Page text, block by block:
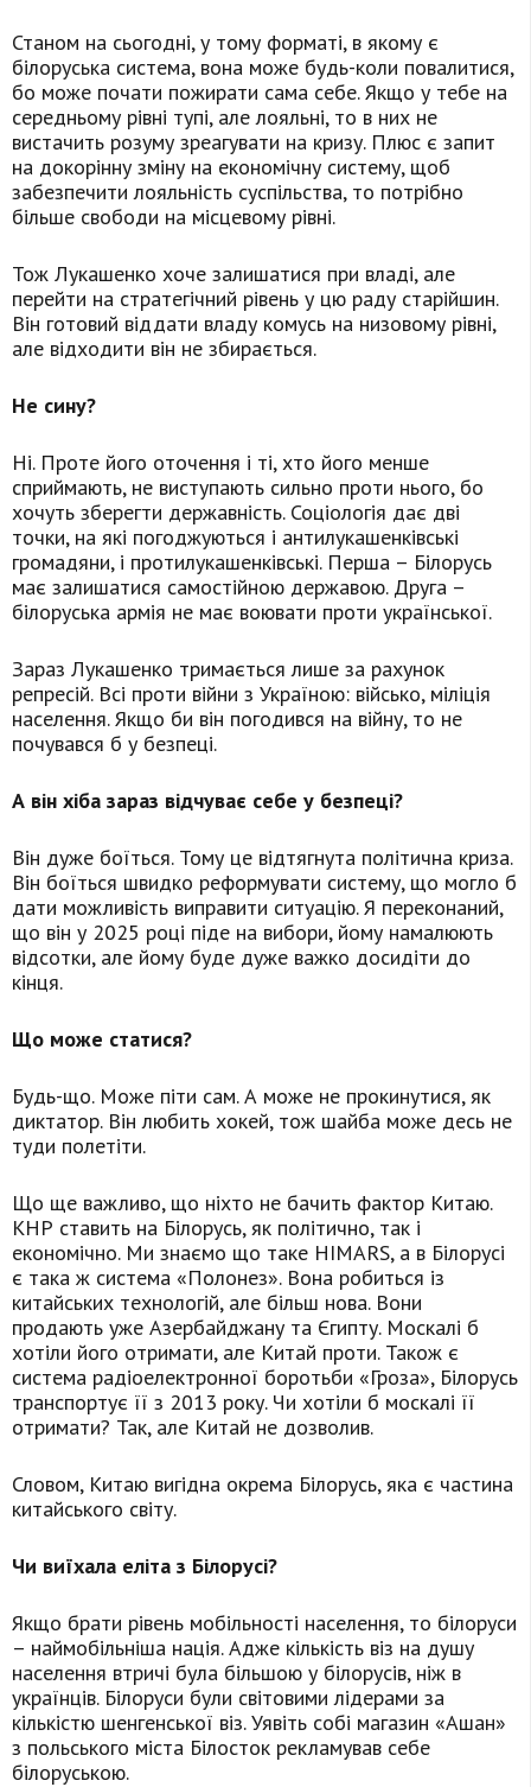
Станом на сьогодні, у тому форматі, в якому є
білоруська система, вона може будь-коли повалитися,
бо може почати пожирати сама себе. Якщо у тебе на
середньому рівні тупі, але лояльні, то в них не
вистачить розуму зреагувати на кризу. Плюс є запит
на докорінну зміну на економічну систему, щоб
забезпечити лояльність суспільства, то потрібно
більше свободи на місцевому рівні.
Тож Лукашенко хоче залишатися при владі, але
перейти на стратегічний рівень у цю раду старійшин.
Він готовий віддати владу комусь на низовому рівні,
але відходити він не збирається.
Не сину?
Ні. Проте його оточення і ті, хто його менше
сприймають, не виступають сильно проти нього, бо
хочуть зберегти державність. Соціологія дає дві
точки, на які погоджуються і антилукашенківські
громадяни, і протилукашенківські. Перша – Білорусь
має залишатися самостійною державою. Друга –
білоруська армія не має воювати проти української.
Зараз Лукашенко тримається лише за рахунок
репресій. Всі проти війни з Україною: військо, міліція
населення. Якщо би він погодився на війну, то не
почувався б у безпеці.
А він хіба зараз відчуває себе у безпеці?
Він дуже боїться. Тому це відтягнута політична криза.
Він боїться швидко реформувати систему, що могло б
дати можливість виправити ситуацію. Я переконаний,
що він у 2025 році піде на вибори, йому намалюють
відсотки, але йому буде дуже важко досидіти до
кінця.
Що може статися?
Будь-що. Може піти сам. А може не прокинутися, як
диктатор. Він любить хокей, тож шайба може десь не
туди полетіти.
Що ще важливо, що ніхто не бачить фактор Китаю.
КНР ставить на Білорусь, як політично, так і
економічно. Ми знаємо що таке HIMARS, а в Білорусі
є така ж система «Полонез». Вона робиться із
китайських технологій, але більш нова. Вони
продають уже Азербайджану та Єгипту. Москалі б
хотіли його отримати, але Китай проти. Також є
система радіоелектронної боротьби «Гроза», Білорусь
транспортує її з 2013 року. Чи хотіли б москалі її
отримати? Так, але Китай не дозволив.
Словом, Китаю вигідна окрема Білорусь, яка є частина
китайського світу.
Чи виїхала еліта з Білорусі?
Якщо брати рівень мобільності населення, то білоруси
– наймобільніша нація. Адже кількість віз на душу
населення втричі була більшою у білорусів, ніж в
українців. Білоруси були світовими лідерами за
кількістю шенгенської віз. Уявіть собі магазин «Ашан»
з польського міста Білосток рекламував себе
білоруською.